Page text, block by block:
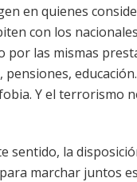
en quienes
con los
por las mismas
pensiones,
Y el terrorismo
sentido, la
marchar juntos